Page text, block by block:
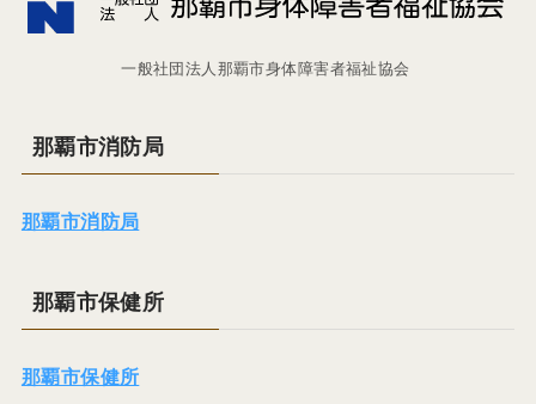
一般社団法人那覇市身体障害者福祉協会
那覇市消防局
那覇市消防局
那覇市保健所
那覇市保健所